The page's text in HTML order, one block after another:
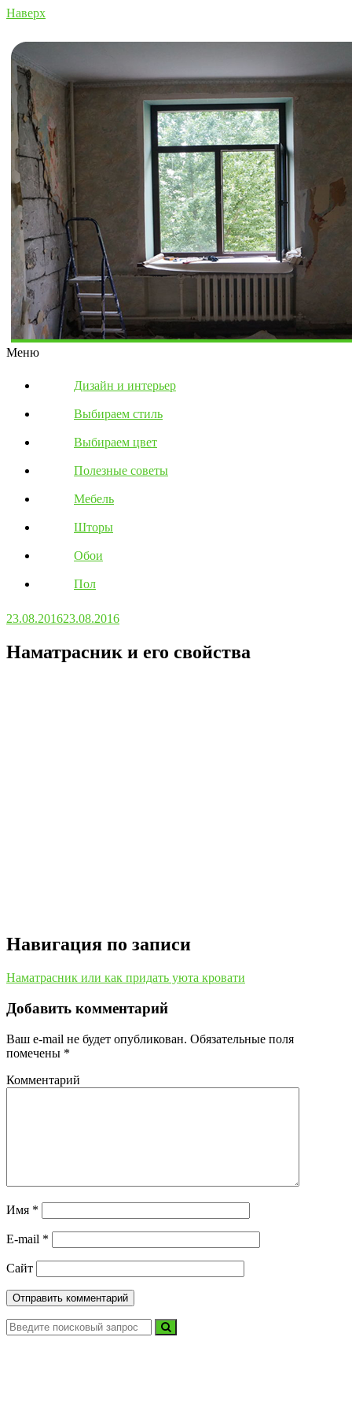
Наверх
Меню
Дизайн и интерьер
Выбираем стиль
Выбираем цвет
Полезные советы
Мебель
Шторы
Обои
Пол
23.08.201623.08.2016
Наматрасник и его свойства
Навигация по записи
Наматрасник или как придать уюта кровати
Добавить комментарий
Ваш e-mail не будет опубликован. Обязательные поля
помечены *
Комментарий
Имя *
E-mail *
Сайт